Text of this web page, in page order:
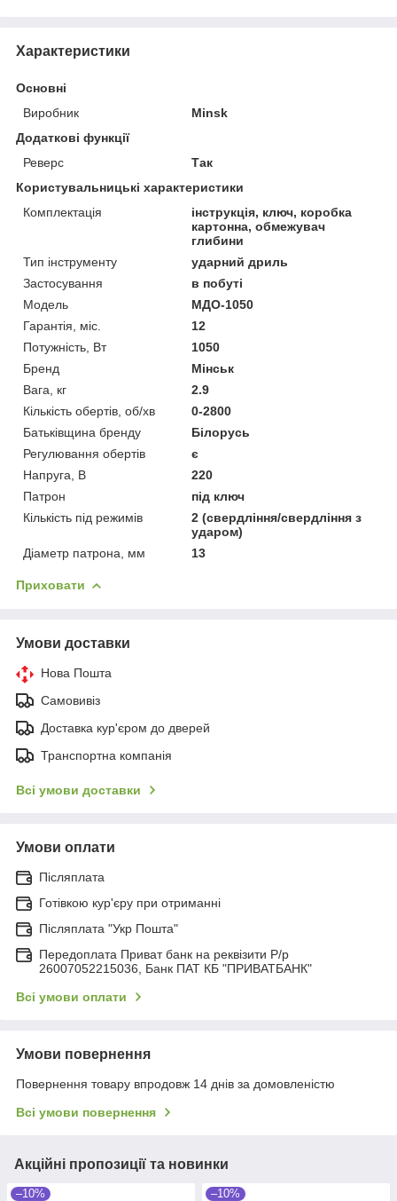
Характеристики
Основні
Виробник
Minsk
Додаткові функції
Реверс
Так
Користувальницькі характеристики
Комплектація
інструкція, ключ, коробка
картонна, обмежувач
глибини
Тип інструменту
ударний дриль
Застосування
в побуті
Модель
МДО-1050
Гарантія, міс.
12
Потужність, Вт
1050
Бренд
Мінськ
Вага, кг
2.9
Кількість обертів, об/хв
0-2800
Батьківщина бренду
Білорусь
Регулювання обертів
є
Напруга, В
220
Патрон
під ключ
Кількість під режимів
2 (свердління/свердління з
ударом)
Діаметр патрона, мм
13
Приховати
Умови доставки
Нова Пошта
Самовивіз
Доставка кур'єром до дверей
Транспортна компанія
Всі умови доставки
Умови оплати
Післяплата
Готівкою кур'єру при отриманні
Післяплата "Укр Пошта"
Передоплата Приват банк на реквізити Р/р
26007052215036, Банк ПАТ КБ "ПРИВАТБАНК"
Всі умови оплати
Умови повернення
Повернення товару впродовж 14 днів за домовленістю
Всі умови повернення
Акційні пропозиції та новинки
–10% –10%